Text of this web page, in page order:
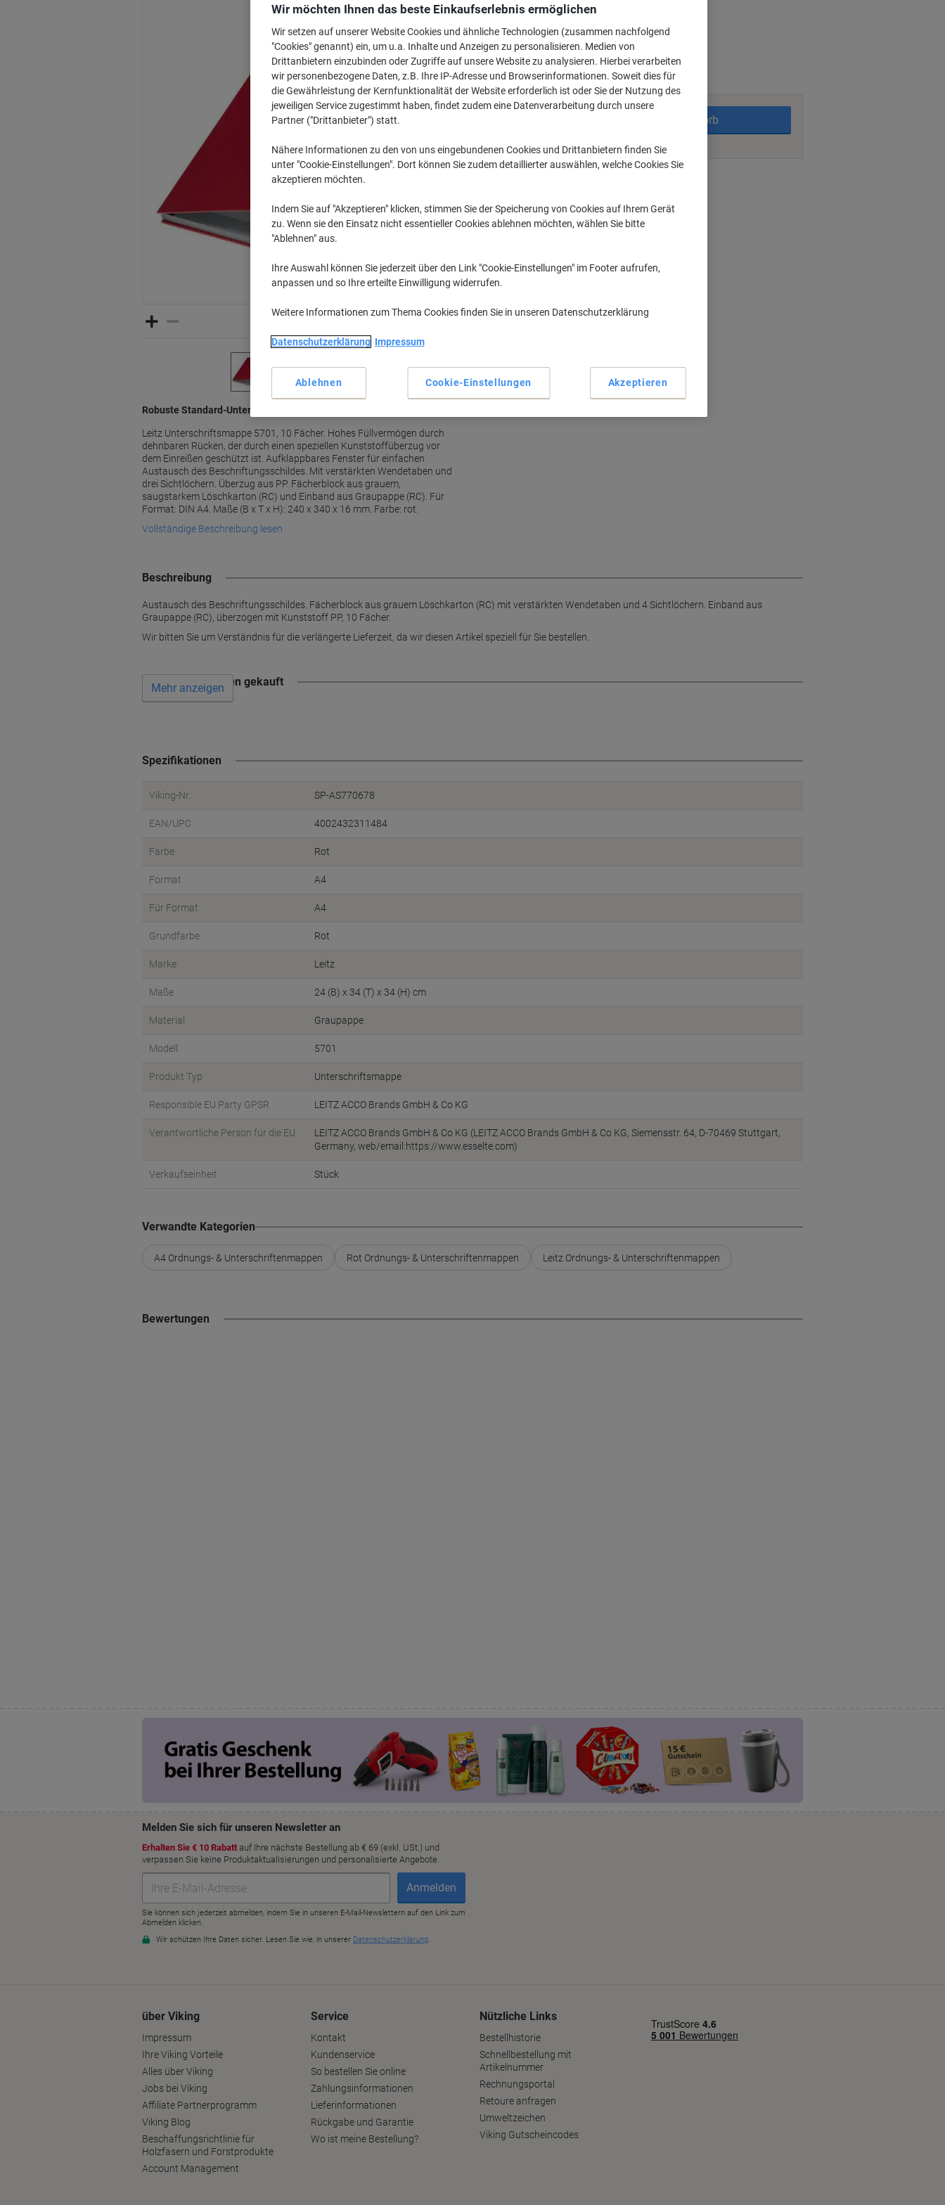
Robuste Standard-Unterschriftenmappe ideal für jede Abteilung
Leitz Unterschriftsmappe 5701, 10 Fächer. Hohes Füllvermögen durch
dehnbaren Rücken, der durch einen speziellen Kunststoffüberzug vor
dem Einreißen geschützt ist. Aufklappbares Fenster für einfachen
Austausch des Beschriftungsschildes. Mit verstärkten Wendetaben und
drei Sichtlöchern. Überzug aus PP. Fächerblock aus grauem,
saugstarkem Löschkarton (RC) und Einband aus Graupappe (RC). Für
Format: DIN A4. Maße (B x T x H): 240 x 340 x 16 mm. Farbe: rot.
Vollständige Beschreibung lesen
€ 39,69 pro Stück
€ 47,63 inkl. USt
Aktuell verfügbar Lieferung 3-7 Werktage
Versand durch Lieferanten
Menge
In den Warenkorb
Beschreibung
Austausch des Beschriftungsschildes. Fächerblock aus grauem Löschkarton (RC) mit verstärkten Wendetaben und 4 Sichtlöchern. Einband aus
Graupappe (RC), überzogen mit Kunststoff PP, 10 Fächer.
Wir bitten Sie um Verständnis für die verlängerte Lieferzeit, da wir diesen Artikel speziell für Sie bestellen.
Wird oft zusammen gekauft
Mehr anzeigen
Spezifikationen
Viking-Nr. SP-AS770678
EAN/UPC 4002432311484
Farbe Rot
Format A4
Für Format A4
Grundfarbe Rot
Marke Leitz
Maße 24 (B) x 34 (T) x 34 (H) cm
Material Graupappe
Modell 5701
Produkt Typ Unterschriftsmappe
Responsible EU Party GPSR LEITZ ACCO Brands GmbH & Co KG
Verantwortliche Person für die EU
LEITZ ACCO Brands GmbH & Co KG (LEITZ ACCO Brands GmbH & Co KG, Siemensstr. 64, D-70469 Stuttgart,
Germany, web/email:https://www.esselte.com)
Verkaufseinheit Stück
Verwandte Kategorien
A4 Ordnungs- & Unterschriftenmappen Rot Ordnungs- & Unterschriftenmappen Leitz Ordnungs- & Unterschriftenmappen
Bewertungen
über Viking
Impressum
Ihre Viking Vorteile
Alles über Viking
Jobs bei Viking
Affiliate Partnerprogramm
Viking Blog
Beschaffungsrichtlinie für
Holzfasern und Forstprodukte
Account Management
Service
Kontakt
Kundenservice
So bestellen Sie online
Zahlungsinformationen
Lieferinformationen
Rückgabe und Garantie
Wo ist meine Bestellung?
Nützliche Links
Bestellhistorie
Schnellbestellung mit
Artikelnummer
Rechnungsportal
Retoure anfragen
Umweltzeichen
Viking Gutscheincodes
Wir möchten Ihnen das beste Einkaufserlebnis ermöglichen
Wir setzen auf unserer Website Cookies und ähnliche Technologien (zusammen nachfolgend
"Cookies" genannt) ein, um u.a. Inhalte und Anzeigen zu personalisieren. Medien von
Drittanbietern einzubinden oder Zugriffe auf unsere Website zu analysieren. Hierbei verarbeiten
wir personenbezogene Daten, z.B. Ihre IP-Adresse und Browserinformationen. Soweit dies für
die Gewährleistung der Kernfunktionalität der Website erforderlich ist oder Sie der Nutzung des
jeweiligen Service zugestimmt haben, findet zudem eine Datenverarbeitung durch unsere
Partner ("Drittanbieter") statt.
Nähere Informationen zu den von uns eingebundenen Cookies und Drittanbietern finden Sie
unter "Cookie-Einstellungen". Dort können Sie zudem detaillierter auswählen, welche Cookies Sie
akzeptieren möchten.
Indem Sie auf "Akzeptieren" klicken, stimmen Sie der Speicherung von Cookies auf Ihrem Gerät
zu. Wenn sie den Einsatz nicht essentieller Cookies ablehnen möchten, wählen Sie bitte
"Ablehnen" aus.
Ihre Auswahl können Sie jederzeit über den Link "Cookie-Einstellungen" im Footer aufrufen,
anpassen und so Ihre erteilte Einwilligung widerrufen.
Weitere Informationen zum Thema Cookies finden Sie in unseren Datenschutzerklärung
Datenschutzerklärung Impressum
Cookie-Einstellungen
Ablehnen Akzeptieren